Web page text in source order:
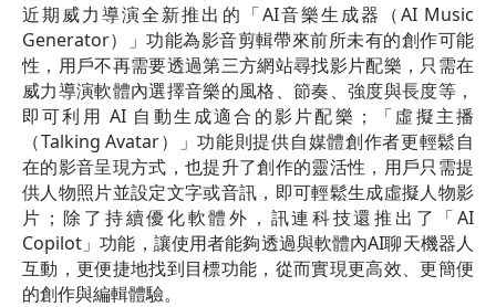
近期威力導演全新推出的「AI音樂生成器（AI Music
Generator）」功能為影音剪輯帶來前所未有的創作可能
性，用戶不再需要透過第三方網站尋找影片配樂，只需在
威力導演軟體內選擇音樂的風格、節奏、強度與長度等，
即可利用 AI 自動生成適合的影片配樂；「虛擬主播
（Talking Avatar）」功能則提供自媒體創作者更輕鬆自
在的影音呈現方式，也提升了創作的靈活性，用戶只需提
供人物照片並設定文字或音訊，即可輕鬆生成虛擬人物影
片；除了持續優化軟體外，訊連科技還推出了「AI
Copilot」功能，讓使用者能夠透過與軟體內AI聊天機器人
互動，更便捷地找到目標功能，從而實現更高效、更簡便
的創作與編輯體驗。